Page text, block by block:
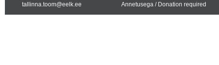
tallinna.toom@eelk.ee
Annetusega / Donation required